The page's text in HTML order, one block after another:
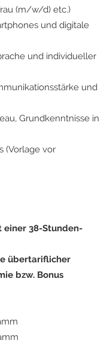
(m/w/d) etc.)
und digitale
und individueller
und
Grundkenntnisse in
(Vorlage vor
38-Stunden-
übertariflicher
bzw. Bonus